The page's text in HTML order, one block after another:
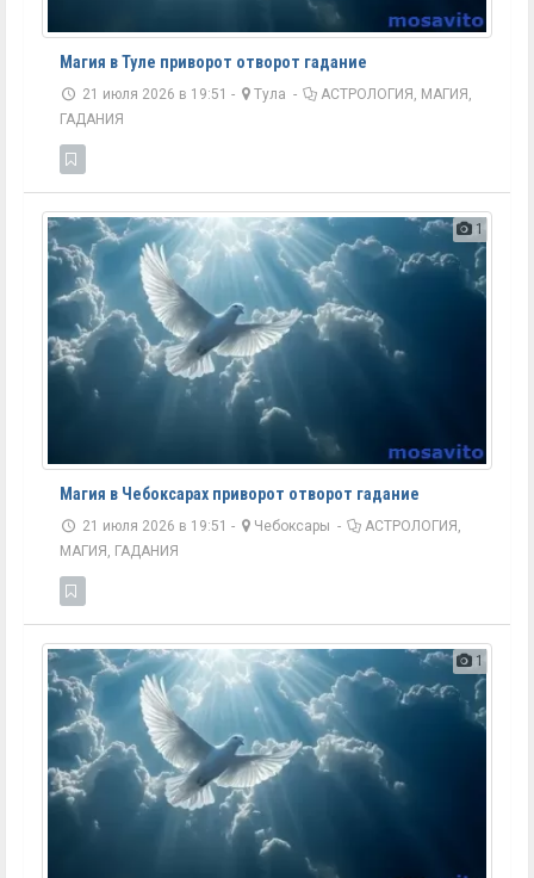
Магия в Туле приворот отворот гадание
21 июля 2026 в 19:51 - Тула -
АСТРОЛОГИЯ, МАГИЯ,
ГАДАНИЯ
1
Магия в Чебоксарах приворот отворот гадание
21 июля 2026 в 19:51 - Чебоксары -
АСТРОЛОГИЯ,
МАГИЯ, ГАДАНИЯ
1